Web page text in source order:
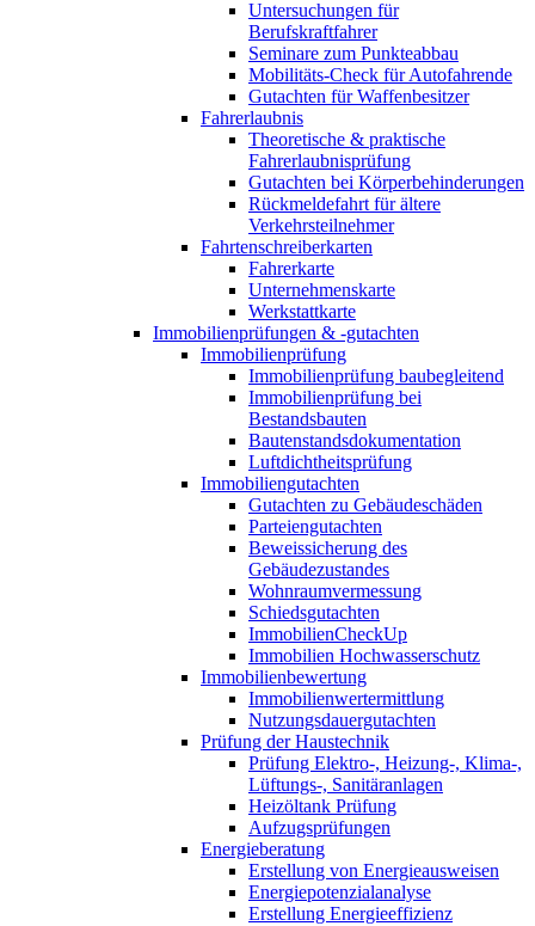
Untersuchungen für
Berufskraftfahrer
Seminare zum Punkteabbau
Mobilitäts-Check für Autofahrende
Gutachten für Waffenbesitzer
Fahrerlaubnis
Theoretische & praktische
Fahrerlaubnisprüfung
Gutachten bei Körperbehinderungen
Rückmeldefahrt für ältere
Verkehrsteilnehmer
Fahrtenschreiberkarten
Fahrerkarte
Unternehmenskarte
Werkstattkarte
Immobilienprüfungen & -gutachten
Immobilienprüfung
Immobilienprüfung baubegleitend
Immobilienprüfung bei
Bestandsbauten
Bautenstandsdokumentation
Luftdichtheitsprüfung
Immobiliengutachten
Gutachten zu Gebäudeschäden
Parteiengutachten
Beweissicherung des
Gebäudezustandes
Wohnraumvermessung
Schiedsgutachten
ImmobilienCheckUp
Immobilien Hochwasserschutz
Immobilienbewertung
Immobilienwertermittlung
Nutzungsdauergutachten
Prüfung der Haustechnik
Prüfung Elektro-, Heizung-, Klima-,
Lüftungs-, Sanitäranlagen
Heizöltank Prüfung
Aufzugsprüfungen
Energieberatung
Erstellung von Energieausweisen
Energiepotenzialanalyse
Erstellung Energieeffizienz